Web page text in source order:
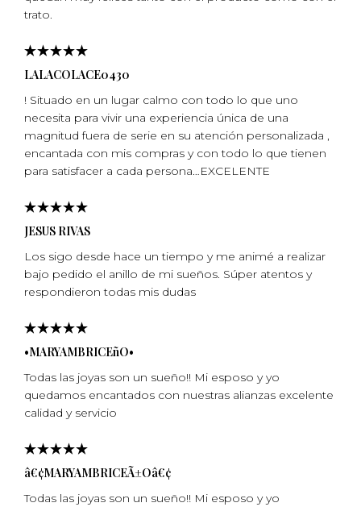
trato.
LALACOLACE0430
! Situado en un lugar calmo con todo lo que uno
necesita para vivir una experiencia única de una
magnitud fuera de serie en su atención personalizada ,
encantada con mis compras y con todo lo que tienen
para satisfacer a cada persona…EXCELENTE
JESUS RIVAS
Los sigo desde hace un tiempo y me animé a realizar
bajo pedido el anillo de mi sueños. Súper atentos y
respondieron todas mis dudas
•MARYAMBRICEñO•
Todas las joyas son un sueño!! Mi esposo y yo
quedamos encantados con nuestras alianzas excelente
calidad y servicio
â€¢MARYAMBRICEÃ±Oâ€¢
Todas las joyas son un sueño!! Mi esposo y yo